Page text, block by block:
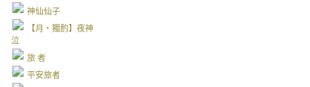
神仙仙子
【月‧獨酌】夜神
泣
旅 者
平安旅者